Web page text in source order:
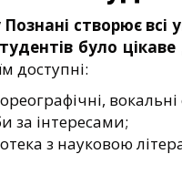
Познані створює всі
було цікаве
доступні:
вокальні
за інтересами;
з науковою